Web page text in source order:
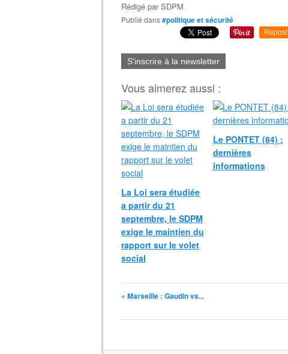
Rédigé parSDPM
Publié dans#politique et sécurité
Repost
S'inscrire à la newsletter
Vous aimerez aussi :
La Loi sera étudiée
a partir du 21
septembre, le SDPM
exige le maintien du
rapport sur le volet
social
Le PONTET (84) :
dernières
informations
« Marseille : Gaudin vs...